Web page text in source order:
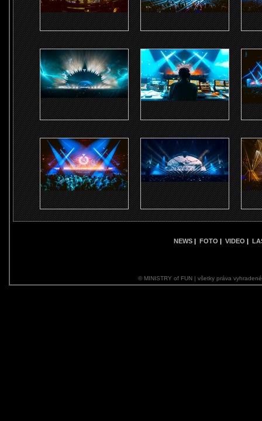
NEWS | FOTO | VIDEO |
© MINISTRY of FUN | všetky práva